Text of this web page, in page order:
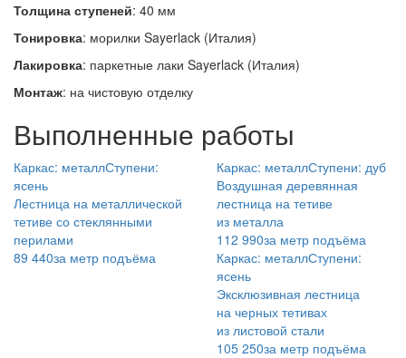
Толщина ступеней: 40 мм
Тонировка: морилки Sayerlack (Италия)
Лакировка: паркетные лаки Sayerlack (Италия)
Монтаж: на чистовую отделку
Выполненные работы
Каркас: металлСтупени:
ясень
Лестница на металлической
тетиве со стеклянными
перилами
89 440за метр подъёма
Каркас: металлСтупени: дуб
Воздушная деревянная
лестница на тетиве
из металла
112 990за метр подъёма
Каркас: металлСтупени:
ясень
Эксклюзивная лестница
на черных тетивах
из листовой стали
105 250за метр подъёма